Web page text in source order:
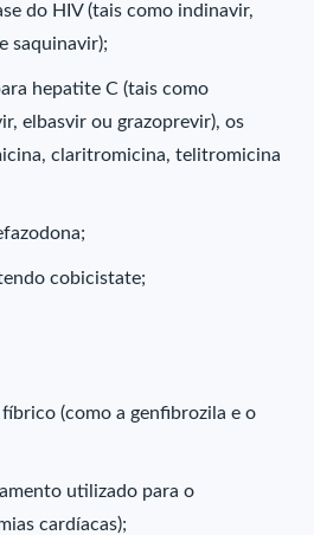
do HIV (tais como indinavir,
saquinavir);
hepatite C (tais como
elbasvir ou grazoprevir), os
claritromicina, telitromicina
cobicistate;
(como a genfibrozila e o
utilizado para o
cardíacas);